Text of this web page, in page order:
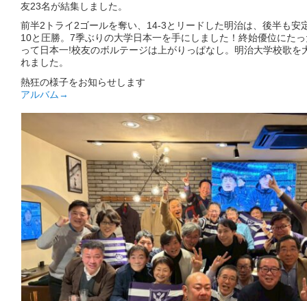
友23名が結集しました。
前半2トライ2ゴールを奪い、14-3とリードした明治は、後半も安
10と圧勝。7季ぶりの大学日本一を手にしました！終始優位にた
って日本一!校友のボルテージは上がりっぱなし。明治大学校歌を
れました。
熱狂の様子をお知らせします
アルバム→